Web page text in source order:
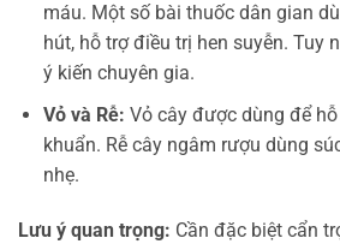
máu. Một số bài thuốc dân gian
hút, hỗ trợ điều trị hen suyễn. Tuy
ý kiến chuyên gia.
Vỏ và Rễ: Vỏ cây được dùng để
khuẩn. Rễ cây ngâm rượu dùng
nhẹ.
Lưu ý quan trọng: Cần đặc biệt cẩn